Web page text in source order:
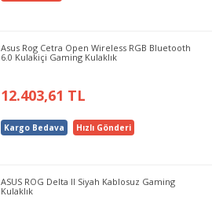
Asus Rog Cetra Open Wireless RGB Bluetooth
6.0 Kulakiçi Gaming Kulaklık
12.403,61 TL
Kargo Bedava Hızlı Gönderi
ASUS ROG Delta II Siyah Kablosuz Gaming
Kulaklık